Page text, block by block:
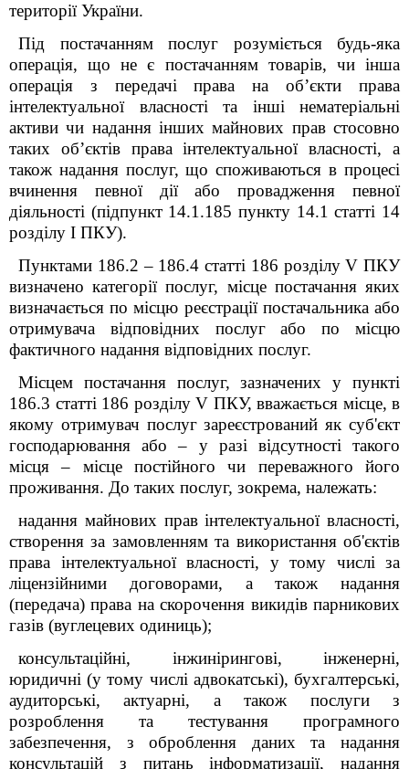
території України.
Під постачанням послуг розуміється будь-яка
операція, що не є постачанням товарів, чи інша
операція з передачі права на об’єкти права
інтелектуальної власності та інші нематеріальні
активи чи надання інших майнових прав стосовно
таких об’єктів права інтелектуальної власності, а
також надання послуг, що споживаються в процесі
вчинення певної дії або провадження певної
діяльності (підпункт 14.1.185 пункту 14.1 статті 14
розділу І ПКУ).
Пунктами 186.2 – 186.4 статті 186 розділу V ПКУ
визначено категорії послуг, місце постачання яких
визначається по місцю реєстрації постачальника або
отримувача відповідних послуг або по місцю
фактичного надання відповідних послуг.
Місцем постачання послуг, зазначених у пункті
186.3 статті 186 розділу V ПКУ, вважається місце, в
якому отримувач послуг зареєстрований як суб'єкт
господарювання або – у разі відсутності такого
місця – місце постійного чи переважного його
проживання. До таких послуг, зокрема, належать:
надання майнових прав інтелектуальної власності,
створення за замовленням та використання об'єктів
права інтелектуальної власності, у тому числі за
ліцензійними договорами, а також надання
(передача) права на скорочення викидів парникових
газів (вуглецевих одиниць);
консультаційні, інжинірингові, інженерні,
юридичні (у тому числі адвокатські), бухгалтерські,
аудиторські, актуарні, а також послуги з
розроблення та тестування програмного
забезпечення, з оброблення даних та надання
консультацій з питань інформатизації, надання